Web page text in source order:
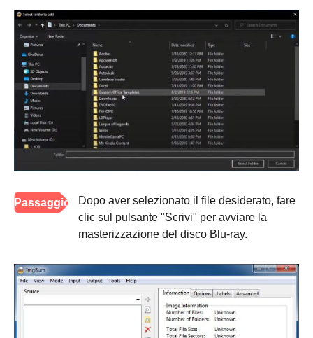
Passaggio
Dopo aver selezionato il file desiderato, fare
clic sul pulsante "Scrivi" per avviare la
masterizzazione del disco Blu-ray.